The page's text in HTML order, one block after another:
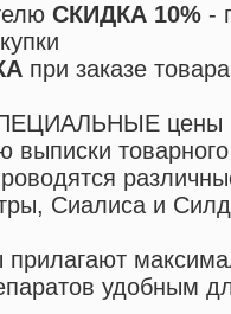
СКИДКА 10% -
при заказе
цены
выписки
Сиалиса и
удобным